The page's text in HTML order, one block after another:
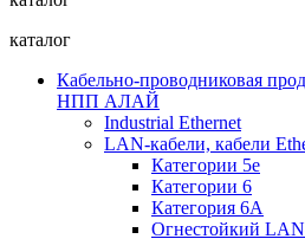
каталог
Кабельно-проводниковая
НПП АЛАЙ
Industrial Ethernet
LAN-кабели, кабели
Категории 5е
Категории 6
Категория 6А
Огнестойкий